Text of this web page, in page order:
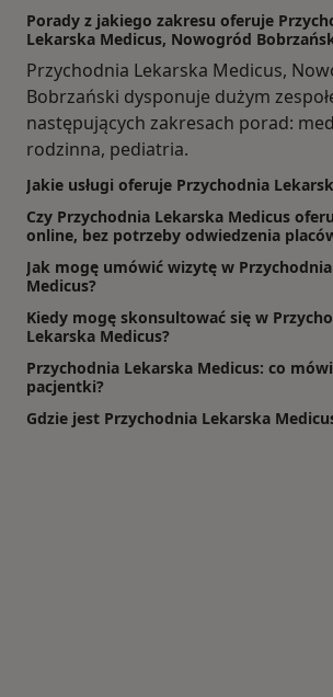
Porady z jakiego zakresu oferuje
Lekarska Medicus, Nowogród
Przychodnia Lekarska Medicus,
Bobrzański dysponuje dużym
następujących zakresach porad:
rodzinna, pediatria.
Jakie usługi oferuje Przychodnia
Czy Przychodnia Lekarska Medicus
online, bez potrzeby odwiedzenia
Jak mogę umówić wizytę w
Medicus?
Kiedy mogę skonsultować się w
Lekarska Medicus?
Przychodnia Lekarska Medicus: co
pacjentki?
Gdzie jest Przychodnia Lekarska